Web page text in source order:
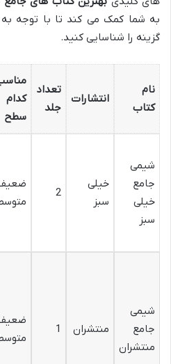
به شما کمک می کند تا با توجه
گزینه را شناسایی کنید.
نام
کتاب
انتشارات
تعداد
جلد
کدام
سطح
شیمی
جامع
خیلی
سبز
خیلی
سبز
2
شیمی
جامع
منتشران
منتشران 1